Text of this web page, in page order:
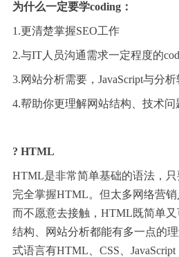
为什么一定要学coding：
1.更清楚掌握SEO工作
2.与IT人员沟通需求一定程度的
3.网站分析需要，JavaScript与分
4.帮助你更理解网站结构、技术问
? HTML
HTML是非常简单基础的语法，
完全掌握HTML。但太多网络营
而不愿意去接触，HTML既简单
结构、网站分析都能有多一点的
式语言有HTML、CSS、